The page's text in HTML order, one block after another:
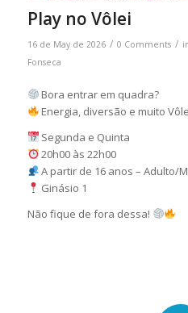
Play no Vôlei
16 de May de 2026 / 0 Comments /
Fonseca
Bora entrar em quadra?
Energia, diversão e muito
Segunda e Quinta
20h00 às 22h00
A partir de 16 anos – Adulto/
Ginásio 1
Não fique de fora dessa!